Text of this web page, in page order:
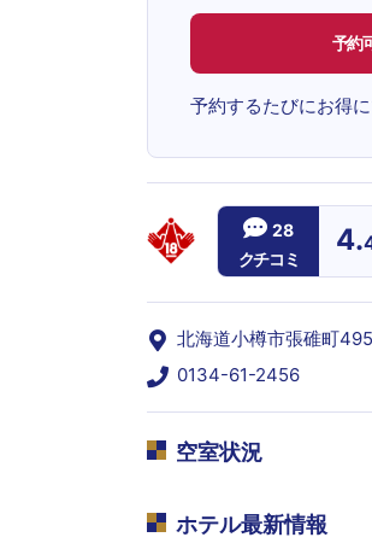
予約
予約するたびにお得
28
クチコミ
4.
北海道小樽市張碓町
0134-61-2456
空室状況
ホテル最新情報